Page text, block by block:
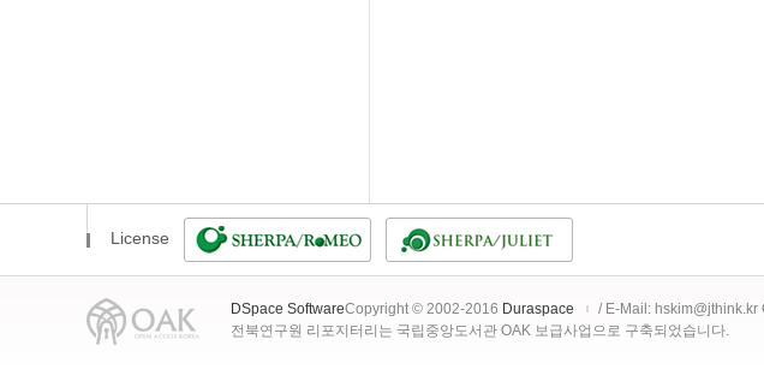
License
DSpace SoftwareCopyright © 2002-2016 Duraspace
/ E-Mail: hskim@jthink.kr
전북연구원 리포지터리는 국립중앙도서관 OAK 보급사업으로 구축되었습니다.